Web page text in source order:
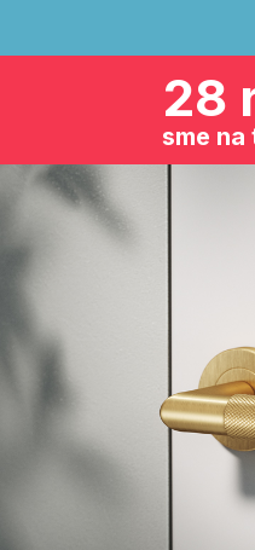
28
sme na